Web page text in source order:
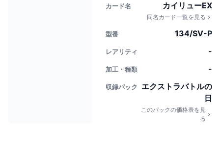
カード名 カイリューEX
同名カード一覧を見る
型番 134/SV-P
レアリティ -
加工・種類 -
収録パック
エクストラバトルの
日
このパックの価格表を見
る